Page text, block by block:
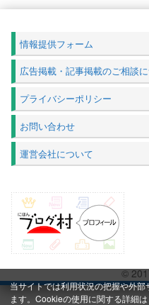
当サイトでは利用状況の把握や外
ます。Cookieの使用に関する詳細は
情報提供フォーム
広告掲載・記事掲載のご相談
プライバシーポリシー
お問い合わせ
運営会社について
©